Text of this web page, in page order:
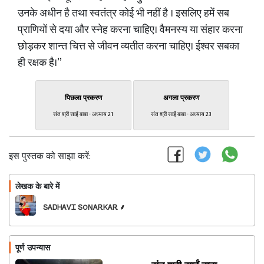
उनके अधीन है तथा स्वतंत्र कोई भी नहीं है । इसलिए हमें सब
प्राणियों से दया और स्नेह करना चाहिए। वैमनस्य या संहार करना
छोड़कर शान्त चित्त से जीवन व्यतीत करना चाहिए। ईश्वर सबका
ही रक्षक है।”
पिछला प्रकरण
संत श्री साईं बाबा - अध्याय 21
अगला प्रकरण
संत श्री साईं बाबा - अध्याय 23
इस पुस्तक को साझा करें:
लेखक के बारे में
ՏᎪᎠᎻᎪᏙᏆ ՏOΝᎪᎡᏦᎪᎡ ⸙
पूर्ण उपन्यास